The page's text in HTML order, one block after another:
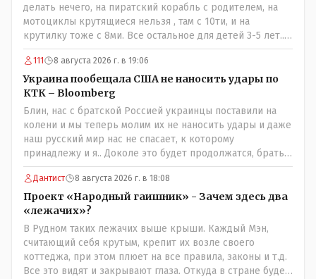
делать нечего, на пиратский корабль с родителем, на
мотоциклы крутящиеся нельзя , там с 10ти, и на
крутилку тоже с 8ми. Все остальное для детей 3-5 лет..
Ну да, в жару там сейчас не комфортно, тени нет от
слова вообще, но вечером думаю там нормально, с
бутылкой холодного пивка посидеть можно..
111 8 августа 2026 г. в 19:06
Украина пообещала США не наносить удары по
КТК – Bloomberg
Блин, нас с братской Россией украинцы поставили на
колени и мы теперь молим их не наносить удары и даже
наш русский мир нас не спасает, к которому
принадлежу и я.. Доколе это будет продолжатся, братья
мои зетники на форуме?
Дантист 8 августа 2026 г. в 18:08
Проект «Народный гаишник» - Зачем здесь два
«лежачих»?
В Рудном таких лежачих выше крыши. Каждый Мэн,
считающий себя крутым, крепит их возле своего
коттеджа, при этом плюет на все правила, законы и т.д.
Все это видят и закрывают глаза. Откуда в стране будет